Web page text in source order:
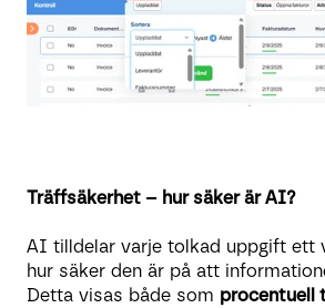
Träffsäkerhet – hur säker är AI?
AI tilldelar varje tolkad uppgift ett
hur säker den är på att
Detta visas både som procentuell